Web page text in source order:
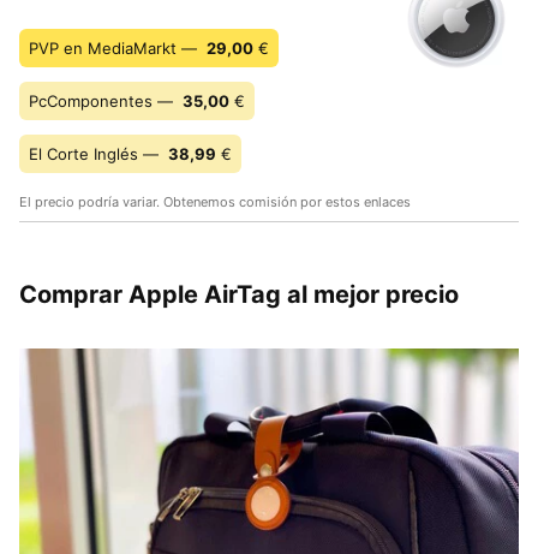
PVP en MediaMarkt — 29,00 €
PcComponentes — 35,00 €
El Corte Inglés — 38,99 €
El precio podría variar. Obtenemos comisión por estos enlaces
Comprar Apple AirTag al mejor precio